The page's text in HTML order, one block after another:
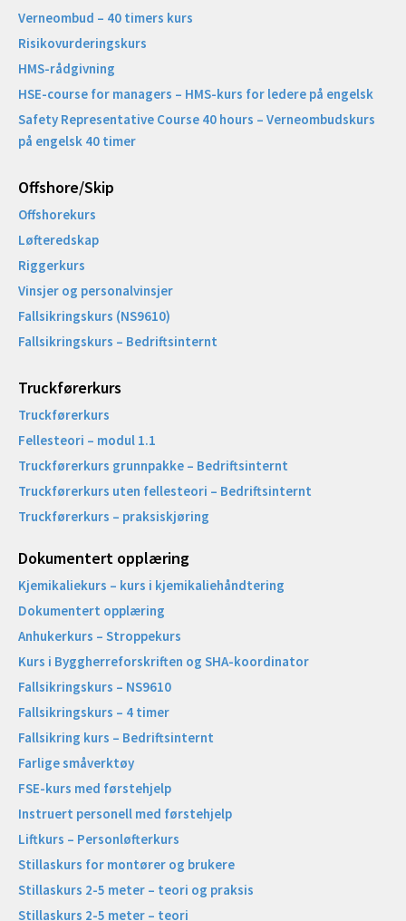
Verneombud – 40 timers kurs
Risikovurderingskurs
HMS-rådgivning
HSE-course for managers – HMS-kurs for ledere på engelsk
Safety Representative Course 40 hours – Verneombudskurs
på engelsk 40 timer
Offshore/Skip​
Offshorekurs
Løfteredskap
Riggerkurs
Vinsjer og personalvinsjer
Fallsikringskurs (NS9610)
Fallsikringskurs – Bedriftsinternt
Truckførerkurs
Truckførerkurs
Fellesteori – modul 1.1
Truckførerkurs grunnpakke – Bedriftsinternt
Truckførerkurs uten fellesteori – Bedriftsinternt
Truckførerkurs – praksiskjøring
Dokumentert opplæring
Kjemikaliekurs – kurs i kjemikaliehåndtering
Dokumentert opplæring
Anhukerkurs – Stroppekurs
Kurs i Byggherreforskriften og SHA-koordinator
Fallsikringskurs – NS9610
Fallsikringskurs – 4 timer
Fallsikring kurs – Bedriftsinternt
Farlige småverktøy
FSE-kurs med førstehjelp
Instruert personell med førstehjelp
Liftkurs – Personløfterkurs
Stillaskurs for montører og brukere
Stillaskurs 2-5 meter – teori og praksis
Stillaskurs 2-5 meter – teori